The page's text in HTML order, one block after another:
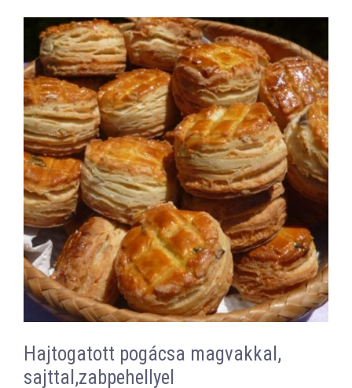
Hajtogatott pogácsa magvakkal,
sajttal,zabpehellyel